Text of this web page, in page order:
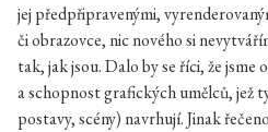
jej předpřipravenými,
či obrazovce, nic nového si
tak, jak jsou. Dalo by se říci, že jsme
a schopnost grafických umělců, jež
postavy, scény) navrhují. Jinak